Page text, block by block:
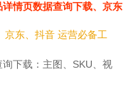
情页数据查询下载、京东
京东、抖音 运营必备工
下载：主图、SKU、视